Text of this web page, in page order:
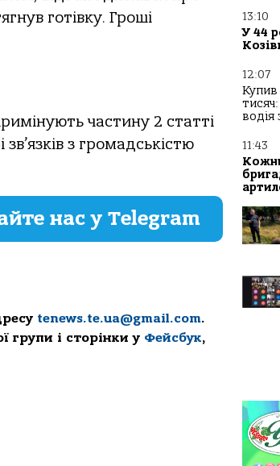
готівку. Гроші
частину 2 статті
з громадськістю
нас у Telegram
tenews.te.ua@gmail.com.
групи і сторінки у Фейсбук,
13:10
У 44
12:07
Купив
водія
11:43